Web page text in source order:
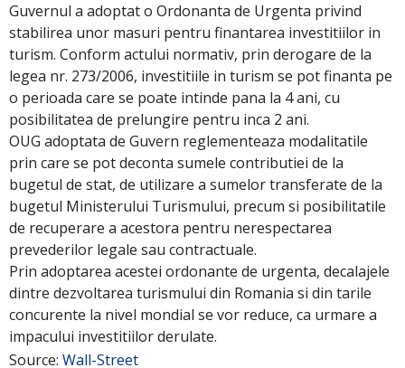
Guvernul a adoptat o Ordonanta de Urgenta privind
stabilirea unor masuri pentru finantarea investitiilor in
turism. Conform actului normativ, prin derogare de la
legea nr. 273/2006, investitiile in turism se pot finanta pe
o perioada care se poate intinde pana la 4 ani, cu
posibilitatea de prelungire pentru inca 2 ani.
OUG adoptata de Guvern reglementeaza modalitatile
prin care se pot deconta sumele contributiei de la
bugetul de stat, de utilizare a sumelor transferate de la
bugetul Ministerului Turismului, precum si posibilitatile
de recuperare a acestora pentru nerespectarea
prevederilor legale sau contractuale.
Prin adoptarea acestei ordonante de urgenta, decalajele
dintre dezvoltarea turismului din Romania si din tarile
concurente la nivel mondial se vor reduce, ca urmare a
impacului investitiilor derulate.
Source: Wall-Street